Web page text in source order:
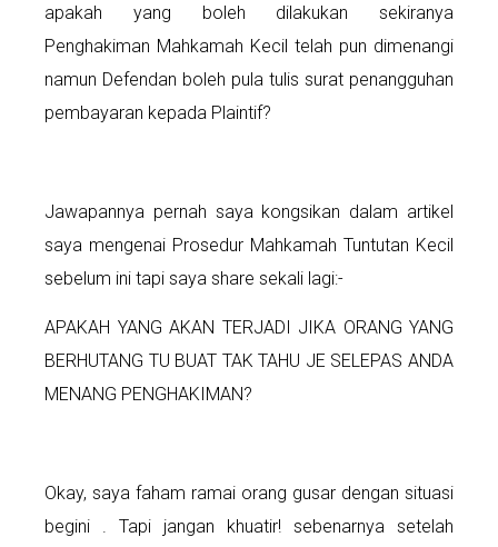
apakah yang boleh dilakukan sekiranya
Penghakiman Mahkamah Kecil telah pun dimenangi
namun Defendan boleh pula tulis surat penangguhan
pembayaran kepada Plaintif?
Jawapannya pernah saya kongsikan dalam artikel
saya mengenai Prosedur Mahkamah Tuntutan Kecil
sebelum ini tapi saya share sekali lagi:-
APAKAH YANG AKAN TERJADI JIKA ORANG YANG
BERHUTANG TU BUAT TAK TAHU JE SELEPAS ANDA
MENANG PENGHAKIMAN?
Okay, saya faham ramai orang gusar dengan situasi
begini . Tapi jangan khuatir! sebenarnya setelah